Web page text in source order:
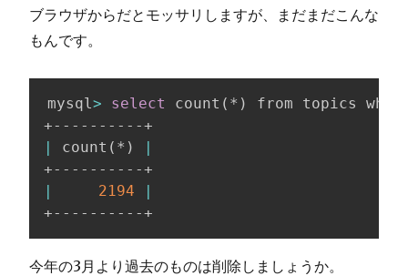
ブラウザからだとモッサリしますが、まだまだこんな
もんです。
mysql > select count ( * )
from topics
|
count ( * )
|
|
2194
|
+----------+
今年の3月より過去のものは削除しましょうか。